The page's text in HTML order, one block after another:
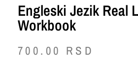
Engleski Jezik Real
Workbook
700.00 RSD